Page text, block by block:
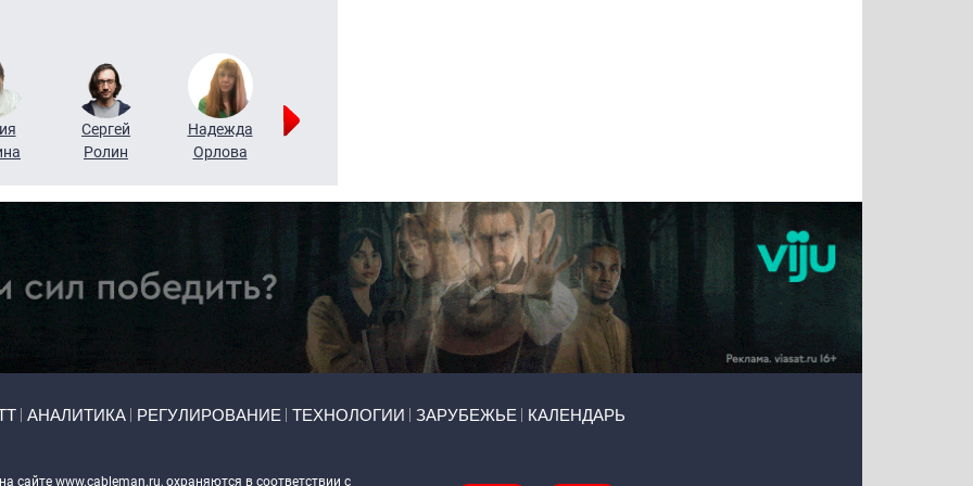
Сергей
Ролин
Надежда
Орлова
АНАЛИТИКА РЕГУЛИРОВАНИЕ ТЕХНОЛОГИИ ЗАРУБЕЖЬЕ КАЛЕНДАРЬ
сайте www.cableman.ru, охраняются в соответствии с